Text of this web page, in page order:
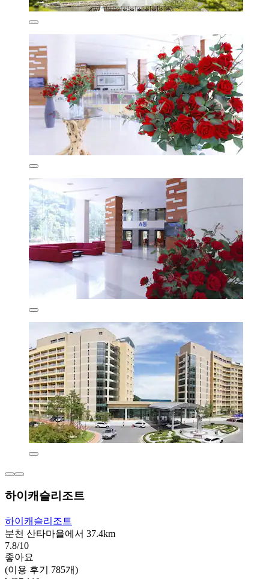
하이캐슬리조트
하이캐슬리조트
분천 산타마을에서 37.4km
7.8/10
좋아요
(이용 후기 785개)